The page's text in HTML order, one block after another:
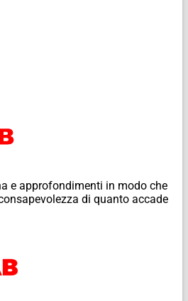
e approfondimenti in modo che
di quanto accade